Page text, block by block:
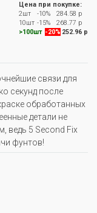
Цена при покупке:
2шт
-10%
284.58 р
10шт -15%
268.77 р
>100шт -20% 252.96 р
связи для
секунд после
обработанных
детали не
ведь 5 Second Fix
фунтов!